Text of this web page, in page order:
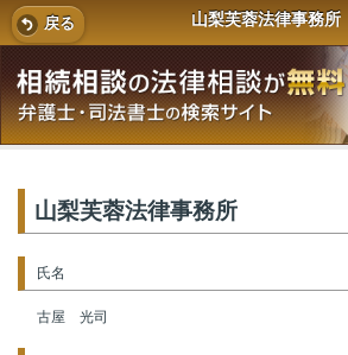
戻る 山梨芙蓉法律事務所
山梨芙蓉法律事務所
氏名
古屋 光司